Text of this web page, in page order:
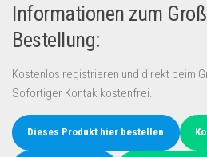
Informationen zum
Bestellung:
Kostenlos registrieren und direkt beim
Sofortiger Kontak kostenfrei.
Dieses Produkt hier bestellen